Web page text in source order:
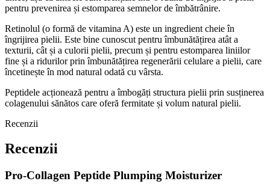
pentru prevenirea și estomparea semnelor de îmbătrânire.
Retinolul (o formă de vitamina A) este un ingredient cheie în
îngrijirea pielii. Este bine cunoscut pentru îmbunătățirea atât a
texturii, cât și a culorii pielii, precum și pentru estomparea liniilor
fine și a ridurilor prin îmbunătățirea regenerării celulare a pielii, care
încetinește în mod natural odată cu vârsta.
Peptidele acționează pentru a îmbogăți structura pielii prin susținerea
colagenului sănătos care oferă fermitate și volum natural pielii.
Recenzii
Recenzii
Pro-Collagen Peptide Plumping Moisturizer